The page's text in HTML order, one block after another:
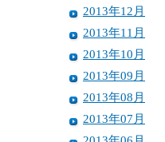
2013年12月
2013年11月
2013年10月
2013年09月
2013年08月
2013年07月